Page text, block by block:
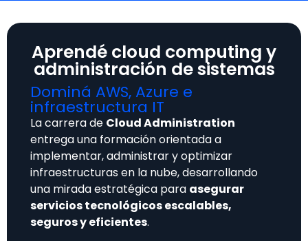
Aprendé cloud computing y
administración de sistemas
Dominá AWS, Azure e
infraestructura IT
La carrera de Cloud Administration
entrega una formación orientada a
implementar, administrar y optimizar
infraestructuras en la nube, desarrollando
una mirada estratégica para asegurar
servicios tecnológicos escalables,
seguros y eficientes.